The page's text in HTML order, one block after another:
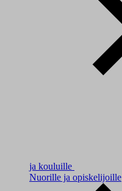
ja kouluille
Nuorille ja opiskelijoille